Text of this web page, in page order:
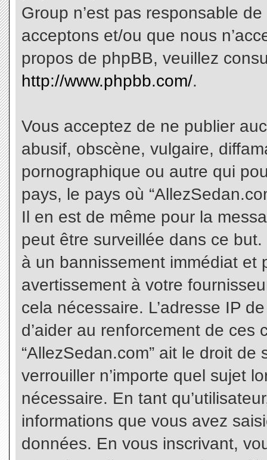
Group n’est pas responsable
acceptons et/ou que nous
propos de phpBB, veuillez
http://www.phpbb.com/.
Vous acceptez de ne publier
abusif, obscène, vulgaire,
pornographique ou autre qui
pays, le pays où
Il en est de même pour la
peut être surveillée dans ce
à un bannissement immédiat et
avertissement à votre
cela nécessaire. L’adresse IP
d’aider au renforcement de
“AllezSedan.com” ait le droit de
verrouiller n’importe quel sujet
nécessaire. En tant
informations que vous avez
données. En vous inscrivant,